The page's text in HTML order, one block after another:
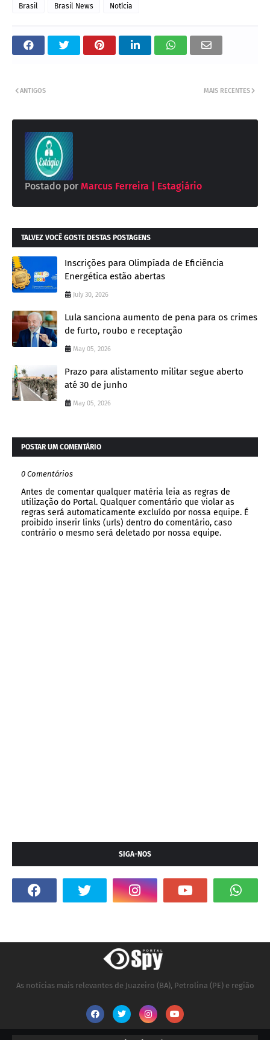
Brasil Brasil News Notícia
MAIS RECENTES
ANTIGOS
Postado por Marcus Ferreira | Estagiário
TALVEZ VOCÊ GOSTE DESTAS POSTAGENS
Inscrições para Olimpíada de Eficiência
Energética estão abertas
July 30, 2026
Lula sanciona aumento de pena para os crimes
de furto, roubo e receptação
May 05, 2026
Prazo para alistamento militar segue aberto
até 30 de junho
May 05, 2026
POSTAR UM COMENTÁRIO
0 Comentários
Antes de comentar qualquer matéria leia as regras de
utilização do Portal. Qualquer comentário que violar as
regras será automaticamente excluído por nossa equipe. É
proibido inserir links (urls) dentro do comentário, caso
contrário o mesmo será deletado por nossa equipe.
SIGA-NOS
As notícias mais relevantes de Juazeiro (BA), Petrolina (PE) e região